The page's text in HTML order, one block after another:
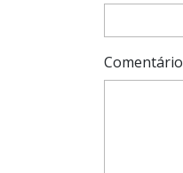
Comentário